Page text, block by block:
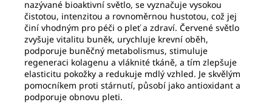
nazývané bioaktivní světlo, se vyznačuje vysokou
čistotou, intenzitou a rovnoměrnou hustotou, což jej
činí vhodným pro péči o pleť a zdraví. Červené světlo
zvyšuje vitalitu buněk, urychluje krevní oběh,
podporuje buněčný metabolismus, stimuluje
regeneraci kolagenu a vláknité tkáně, a tím zlepšuje
elasticitu pokožky a redukuje mdlý vzhled. Je skvělým
pomocníkem proti stárnutí, působí jako antioxidant a
podporuje obnovu pleti.